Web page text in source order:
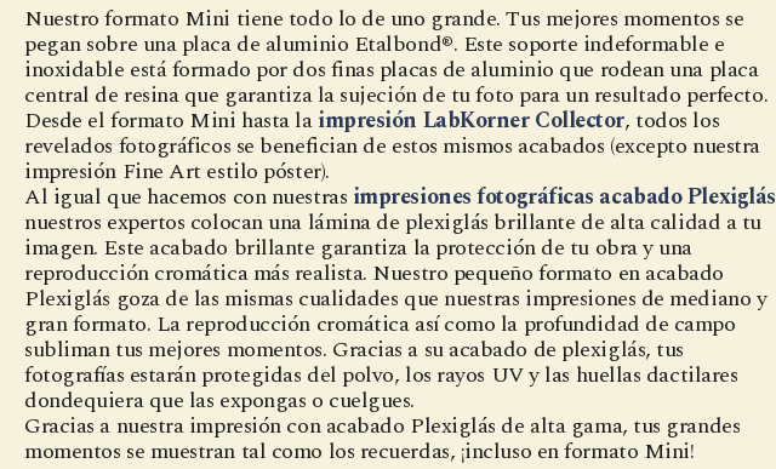
Nuestro formato Mini tiene todo lo de uno grande. Tus mejores momentos se
pegan sobre una placa de aluminio Etalbond®. Este soporte indeformable e
inoxidable está formado por dos finas placas de aluminio que rodean una placa
central de resina que garantiza la sujeción de tu foto para un resultado perfecto.
Desde el formato Mini hasta laimpresión LabKorner Collector, todos los
revelados fotográficos se benefician de estos mismos acabados (excepto nuestra
impresión Fine Art estilo póster).
Al igual que hacemos con nuestras impresiones fotográficas acabado Plexiglás
nuestros expertos colocan una lámina de plexiglás brillante de alta calidad a tu
imagen. Este acabado brillante garantiza la protección de tu obra y una
reproducción cromática más realista. Nuestro pequeño formato en acabado
Plexiglás goza de las mismas cualidades que nuestras impresiones de mediano y
gran formato. La reproducción cromática así como la profundidad de campo
subliman tus mejores momentos. Gracias a su acabado de plexiglás, tus
fotografías estarán protegidas del polvo, los rayos UV y las huellas dactilares
dondequiera que las expongas o cuelgues.
Gracias a nuestra impresión con acabado Plexiglás de alta gama, tus grandes
momentos se muestran tal como los recuerdas, ¡incluso en formato Mini!